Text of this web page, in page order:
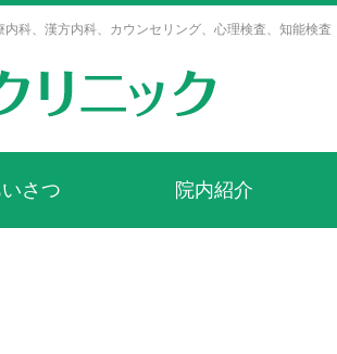
科、漢方内科、カウンセリング、心理検査、知能検査
さつ 院内紹介